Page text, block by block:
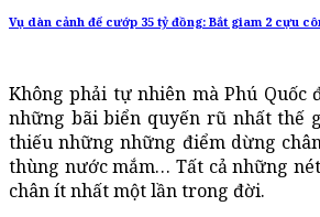
Vụ dàn cảnh để cướp 35 tỷ đồng: Bắt giam 2 cựu
Không phải tự nhiên mà Phú Quốc
những bãi biển quyến rũ nhất thế
thiếu những những điểm dừng
thùng nước mắm… Tất cả những
chân ít nhất một lần trong đời.